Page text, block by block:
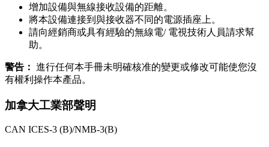
增加設備與無線接收設備的距離。
將本設備連接到與接收器不同的電源插座上。
請向經銷商或具有經驗的無線電/ 電視技術人員請求幫
助。
警告： 進行任何本手冊未明確核准的變更或修改可能使您沒
有權利操作本產品。
加拿大工業部聲明
CAN ICES-3 (B)/NMB-3(B)